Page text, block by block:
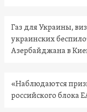
Газ для Украины,
украинских
Азербайджана в
«Наблюдаются
российского блока